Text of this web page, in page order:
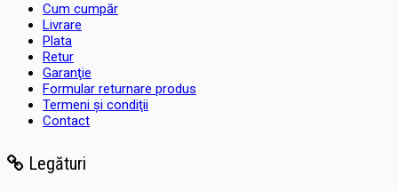
Cum cumpăr
Livrare
Plata
Retur
Garanţie
Formular returnare produs
Termeni şi condiţii
Contact
Legături